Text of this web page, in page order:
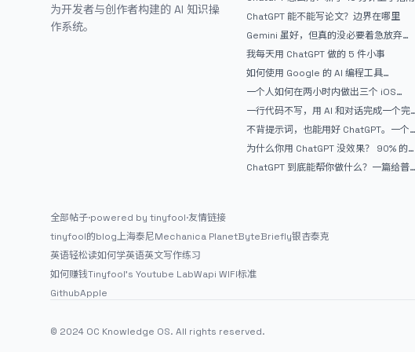
为开发者与创作者构建的 AI 知识操
作系统。
ChatGPT 能不能写论文？边界在哪里
Gemini 虽好，但真的没必要着急放弃
ChatGPT
我每天用 ChatGPT 做的 5 件小事
如何使用 Google 的 AI 编程工具
AntiGravity：独立开发者的新时代武器
一个人如何在两小时内做出三个 iOS
APP？｜AntiGravity + Gemini 3 实战完
整记录
一行代码不写，用 AI 和对话完成一个完
整网站：《图书天堂》实战记录
不背提示词，也能用好 ChatGPT。一个
万能提问模板
为什么你用 ChatGPT 没效果？ 90% 的
人第一步就问错了
ChatGPT 到底能帮你做什么？一篇给普
全部帖子·powered by tinyfool·友情链接
tinyfool的blog上海泰尼Mechanica PlanetByteBriefly银杏泰克
英语轻松读如何学英语英文写作练习
如何赚钱Tinyfool's Youtube LabWapi WIFI标准
GithubApple
© 2024 OC Knowledge OS. All rights reserved.